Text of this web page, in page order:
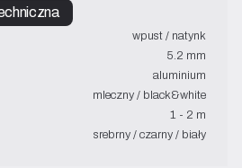
wpust / natynk
5.2 mm
aluminium
mleczny / black&white
1 - 2 m
srebrny / czarny / biały